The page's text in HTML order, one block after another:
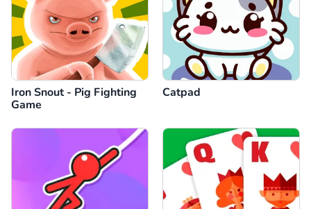
Iron Snout - Pig Fighting
Game
Catpad